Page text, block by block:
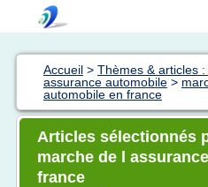
Accueil > Thèmes & articles
assurance automobile >
automobile en france
Articles sélectionnés
marche de l
france